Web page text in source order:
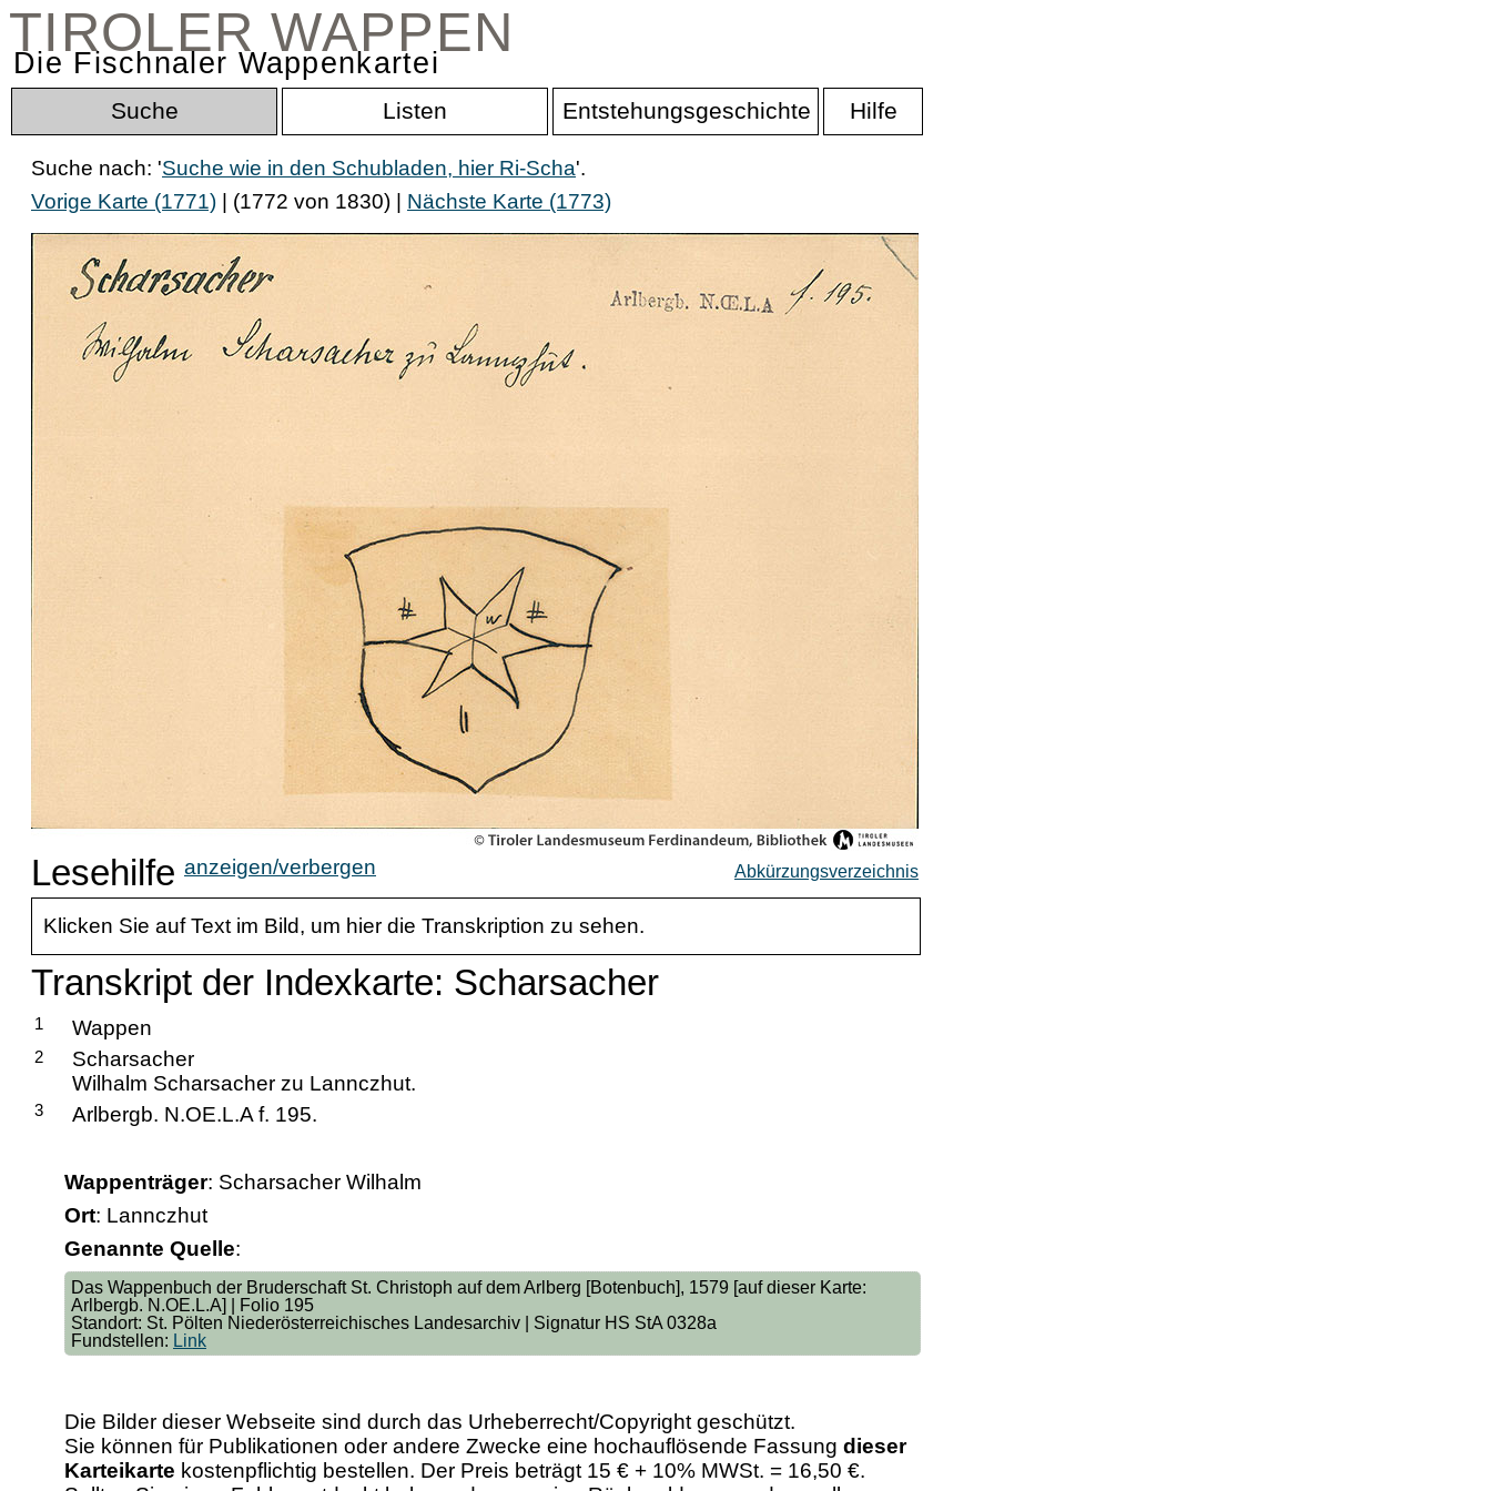
TIROLER WAPPEN
Die Fischnaler Wappenkartei
Suche Listen Entstehungsgeschichte Hilfe
Suche nach: 'Suche wie in den Schubladen, hier Ri-Scha'.
Vorige Karte (1771) | (1772 von 1830) | Nächste Karte (1773)
Lesehilfe anzeigen/verbergen Abkürzungsverzeichnis
Klicken Sie auf Text im Bild, um hier die Transkription zu sehen.
Transkript der Indexkarte: Scharsacher
1 Wappen
2
Scharsacher
Wilhalm Scharsacher zu Lannczhut.
3 Arlbergb. N.OE.L.A f. 195.
Wappenträger: Scharsacher Wilhalm
Ort: Lannczhut
Genannte Quelle:
Das Wappenbuch der Bruderschaft St. Christoph auf dem Arlberg [Botenbuch], 1579 [auf dieser Karte:
Arlbergb. N.OE.L.A] | Folio 195
Standort: St. Pölten Niederösterreichisches Landesarchiv | Signatur HS StA 0328a
Fundstellen: Link
Die Bilder dieser Webseite sind durch das Urheberrecht/Copyright geschützt.
Sie können für Publikationen oder andere Zwecke eine hochauflösende Fassung dieser
Karteikarte kostenpflichtig bestellen. Der Preis beträgt 15 € + 10% MWSt. = 16,50 €.